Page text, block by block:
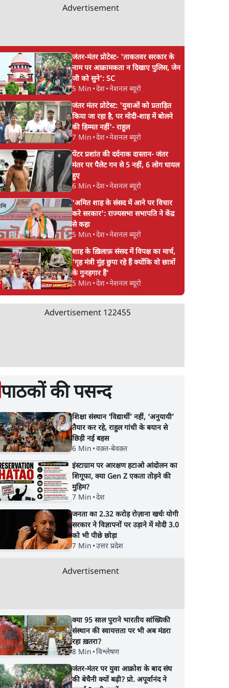
Advertisement
जंतर-मंतर प्रोटेस्ट- 'ताकतवर सरकार के
नाम पर आक्रामकता न दिखाए पुलिस, जेन
जी को सुने': SC
5 Min •देश•नेशनल ब्यूरो
जंतर मंतर प्रोटेस्ट: 'युवाओं को प्रताड़ित
किया जा रहा है, पर मोदी-शाह में बोलने
की हिम्मत नहीं'- राहुल
7 Min •देश•नेशनल ब्यूरो
पेंटर प्रशांत की दर्दनाक दास्तान- जंतर
मंतर पर पैलेट गन से 5 नहीं, 6 लोग घायल
हुए
6 Min •देश•नेशनल ब्यूरो
'अमित शाह के संसद में आने पर विचार
करे सरकार': राज्यसभा सभापति ने केंद्र
से कहा
5 Min •देश•नेशनल ब्यूरो
शाह के ख़िलाफ़ संसद में विपक्ष का मार्च,
'गृह मंत्री मुंह छुपा रहे हैं क्योंकि वो छात्रों
के गुनहगार हैं'
5 Min •देश•नेशनल ब्यूरो
Advertisement 122455
पाठकों की पसन्द
शिक्षा संस्थान ‘विद्यार्थी’ नहीं, ‘अनुयायी’
तैयार कर रहे, राहुल गांधी के बयान से
छिड़ी नई बहस
6 Min •वक़्त-बेवक़्त
इंस्टाग्राम पर आरक्षण हटाओ आंदोलन का
शिगूफा, क्या Gen Z एकता तोड़ने की
मुहिम?
7 Min •देश
जनता का 2.32 करोड़ रोज़ाना खर्चः योगी
सरकार ने विज्ञापनों पर उड़ाने में मोदी 3.0
को भी पीछे छोड़ा
7 Min •उत्तर प्रदेश
Advertisement
क्या 95 साल पुराने भारतीय सांख्यिकी
संस्थान की स्वायत्तता पर भी अब मंडरा
रहा ख़तरा?
8 Min •विश्लेषण
जंतर-मंतर पर युवा आक्रोश के बाद संघ
की बेचैनी क्यों बढ़ी? प्रो. अपूर्वानंद ने